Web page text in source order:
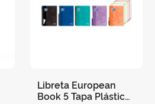
Libreta European
Book 5 Tapa Plástico